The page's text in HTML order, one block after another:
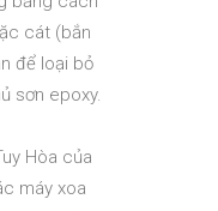
cát (bắn
để loại bỏ
sơn epoxy.
Hòa của
máy xoa